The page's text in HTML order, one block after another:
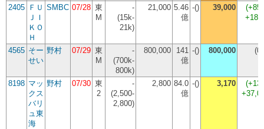
2405 ＦＵ
ＪＩ
ＫＯ
Ｈ
SMBC 07/28 東
M
-
(15k-
21k)
21,000 5.46
億
-() 39,000 (
4565 そー
せい
野村 07/29 東
M
-
(700k-
800k)
800,000
141
億
-() 800,000 (
8198 マッ
クス
バリ
ュ東
海
野村 07/30 東
2
-
(2,500-
2,800)
2,800 84.0
億
-() 3,170 (